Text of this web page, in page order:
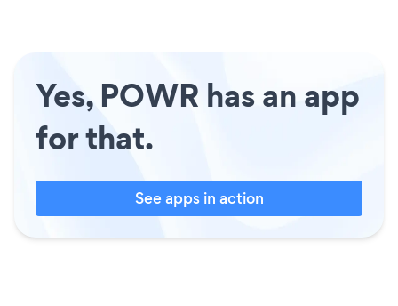
Yes, POWR has an app
for that.
See apps in action